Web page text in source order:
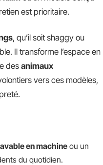
est prioritaire.
, qu’il soit shaggy ou
Il transforme l’espace en
des animaux
vers ces modèles,
en machineou un
du quotidien.